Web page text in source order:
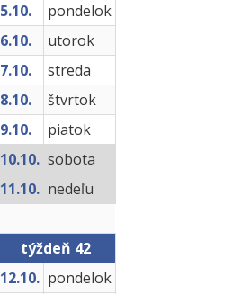
5.10.
pondelok
6.10.
utorok
7.10.
streda
8.10.
štvrtok
9.10.
piatok
10.10. sobota
11.10. nedeľu
týždeň 42
12.10. pondelok